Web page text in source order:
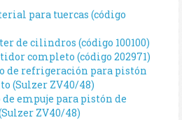
para tuercas (código
de cilindros (código 100100)
completo (código 202971)
de refrigeración para pistón
(Sulzer ZV40/48)
empuje para pistón de
ZV40/48)